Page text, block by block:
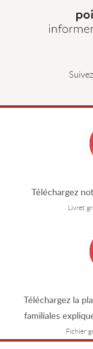
Téléchargez
Livret
Téléchargez la
familiales
Fichier